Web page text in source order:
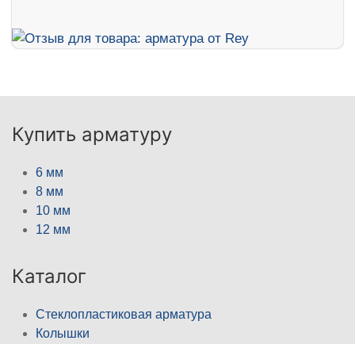
Купить арматуру
6 мм
8 мм
10 мм
12 мм
Каталог
Стеклопластиковая арматура
Колышки